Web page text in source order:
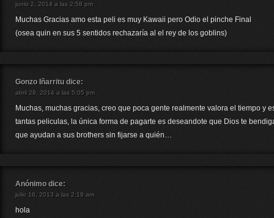
junio 2, 2014 a las 2:58 pm
Muchas Gracias amo esta peli es muy Kawaii pero Odio el pinche Final
(osea quin en sus 5 sentidos rechazaría al el rey de los goblins)
Gonzo Iñarritu dice:
abril 29, 2014 a las 5:05 pm
Muchas, muchas gracias, creo que poca gente realmente valora el tiempo y
tantas peliculas, la única forma de pagarte es deseandote que Dios te
que ayudan a sus brothers sin fijarse a quién…
Anónimo dice:
julio 16, 2013 a las 2:19 am
hola